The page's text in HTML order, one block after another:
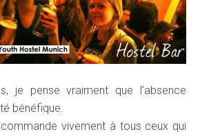
je pense vraiment que l’absence
bénéfique.
vivement à tous ceux qui